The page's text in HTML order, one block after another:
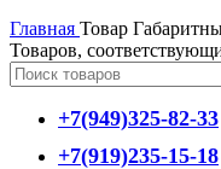
Главная Товар
Товаров,
+7(949)325-82-33
+7(919)235-15-18